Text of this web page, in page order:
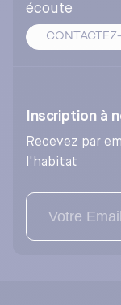
écoute
Inscription à
Recevez par
l'habitat